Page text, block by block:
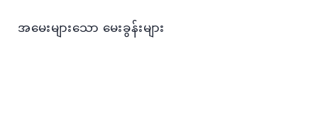
အမေးများသော မေးခွန်းများ